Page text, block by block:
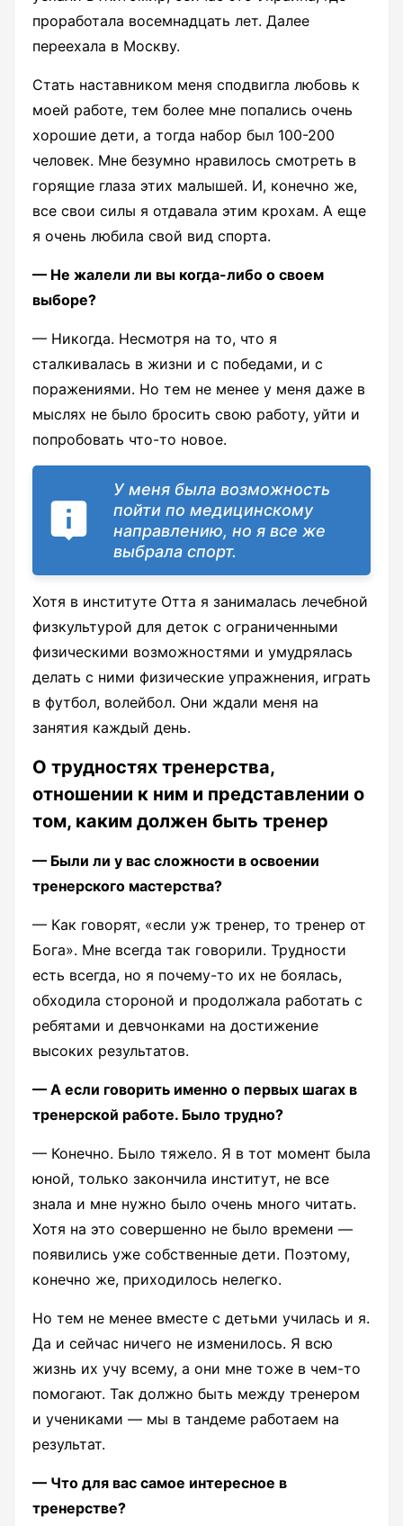
проработала восемнадцать лет. Далее
переехала в Москву.
Стать наставником меня сподвигла любовь к
моей работе, тем более мне попались очень
хорошие дети, а тогда набор был 100-200
человек. Мне безумно нравилось смотреть в
горящие глаза этих малышей. И, конечно же,
все свои силы я отдавала этим крохам. А еще
я очень любила свой вид спорта.
— Не жалели ли вы когда-либо о своем
выборе?
— Никогда. Несмотря на то, что я
сталкивалась в жизни и с победами, и с
поражениями. Но тем не менее у меня даже в
мыслях не было бросить свою работу, уйти и
попробовать что-то новое.
У меня была возможность
пойти по медицинскому
направлению, но я все же
выбрала спорт.
Хотя в институте Отта я занималась лечебной
физкультурой для деток с ограниченными
физическими возможностями и умудрялась
делать с ними физические упражнения, играть
в футбол, волейбол. Они ждали меня на
занятия каждый день.
О трудностях тренерства,
отношении к ним и представлении о
том, каким должен быть тренер
— Были ли у вас сложности в освоении
тренерского мастерства?
— Как говорят, «если уж тренер, то тренер от
Бога». Мне всегда так говорили. Трудности
есть всегда, но я почему-то их не боялась,
обходила стороной и продолжала работать с
ребятами и девчонками на достижение
высоких результатов.
— А если говорить именно о первых шагах в
тренерской работе. Было трудно?
— Конечно. Было тяжело. Я в тот момент была
юной, только закончила институт, не все
знала и мне нужно было очень много читать.
Хотя на это совершенно не было времени —
появились уже собственные дети. Поэтому,
конечно же, приходилось нелегко.
Но тем не менее вместе с детьми училась и я.
Да и сейчас ничего не изменилось. Я всю
жизнь их учу всему, а они мне тоже в чем-то
помогают. Так должно быть между тренером
и учениками — мы в тандеме работаем на
результат.
— Что для вас самое интересное в
тренерстве?